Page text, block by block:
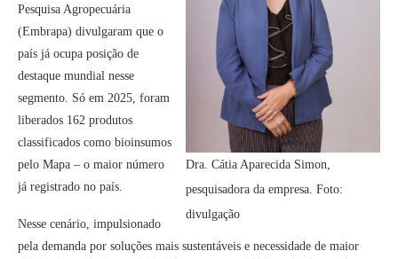
Dra. Cátia Aparecida Simon,
pesquisadora da empresa. Foto:
divulgação
Pesquisa Agropecuária
(Embrapa) divulgaram que o
país já ocupa posição de
destaque mundial nesse
segmento. Só em 2025, foram
liberados 162 produtos
classificados como bioinsumos
pelo Mapa – o maior número
já registrado no país.
Nesse cenário, impulsionado
pela demanda por soluções mais sustentáveis e necessidade de maior